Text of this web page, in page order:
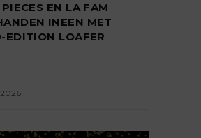
EN LA FAM
INEEN MET
EDITION LOAFER